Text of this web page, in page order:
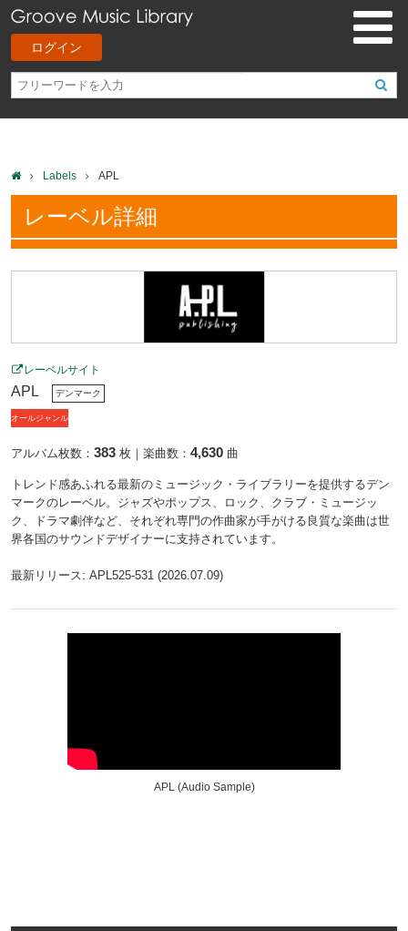
ログイン
Labels APL
レーベル詳細
レーベルサイト
APL デンマーク
オールジャンル
アルバム枚数： 383 枚｜楽曲数： 4,630 曲
トレンド感あふれる最新のミュージック・ライブラリーを提供するデン
マークのレーベル。ジャズやポップス、ロック、クラブ・ミュージッ
ク、ドラマ劇伴など、それぞれ専門の作曲家が手がける良質な楽曲は世
界各国のサウンドデザイナーに支持されています。
最新リリース: APL525-531 (2026.07.09)
APL (Audio Sample)